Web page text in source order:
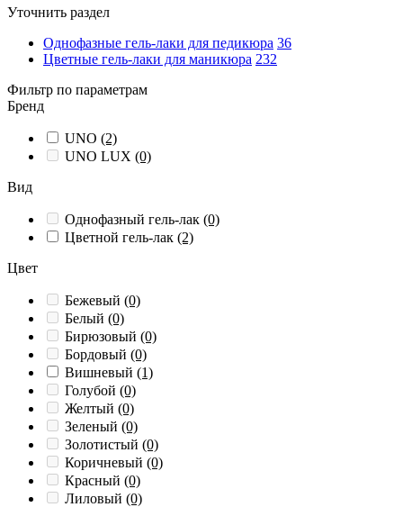
Уточнить раздел
Однофазные гель-лаки для педикюра 36
Цветные гель-лаки для маникюра 232
Фильтр по параметрам
Бренд
UNO (2)
UNO LUX (0)
Вид
Однофазный гель-лак (0)
Цветной гель-лак (2)
Цвет
Бежевый (0)
Белый (0)
Бирюзовый (0)
Бордовый (0)
Вишневый (1)
Голубой (0)
Желтый (0)
Зеленый (0)
Золотистый (0)
Коричневый (0)
Красный (0)
Лиловый (0)